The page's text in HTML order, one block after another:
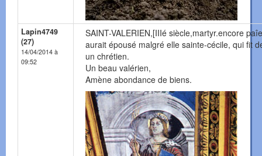
Lapin4749
(27)
14/04/2014 à
09:52
SAINT-VALERIEN,[IIIé siècle,martyr.encore
aurait épousé malgré elle sainte-cécile, qui fit
un chrétien.
Un beau valérien,
Amène abondance de biens.